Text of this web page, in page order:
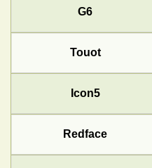
G6
Touot
Icon5
Redface